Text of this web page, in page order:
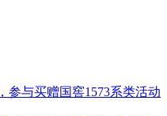
参与买赠国窖1573系类活动